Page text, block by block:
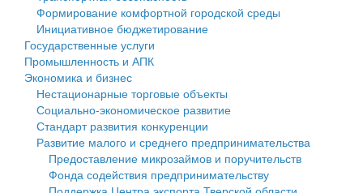
Государственные услуги
Промышленность и АПК
Экономика и бизнес
Символика
Устав
Гостям округа
Туризм
Культура
Образование
муниципального округа Тверской области
Администрация Кашинского муниципального округа
Тверской области
Управление сельскими территориями
Открытые данные
Работа с обращениями граждан
Финансовое управление
Бюджет для граждан
Имущество
Выявление правообладателей ранее учтенных
объектов недвижимости
Имущественная поддержка субъектов малого и
Формирование комфортной городской среды
Инициативное бюджетирование
Государственные услуги
Промышленность и АПК
Экономика и бизнес
Нестационарные торговые объекты
Социально-экономическое развитие
Стандарт развития конкуренции
Развитие малого и среднего предпринимательства
Предоставление микрозаймов и поручительств
Фонда содействия предпринимательству